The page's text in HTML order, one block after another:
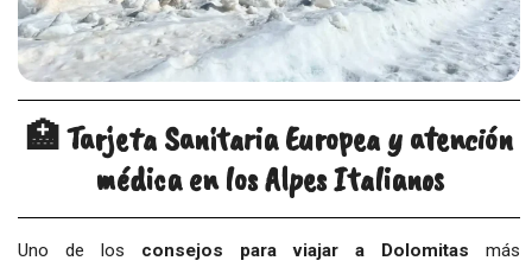
🏥 Tarjeta Sanitaria Europea y atención
médica en los Alpes Italianos
Uno de los consejos para viajar a Dolomitas más